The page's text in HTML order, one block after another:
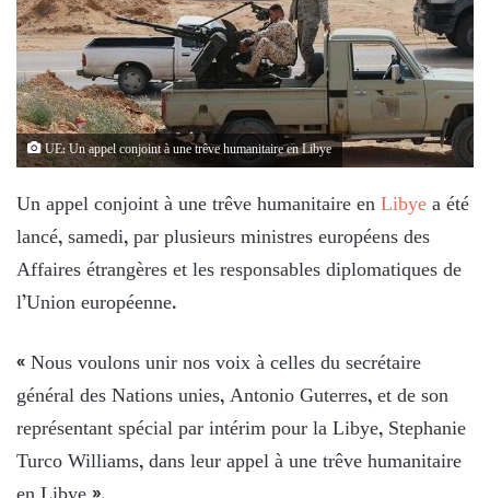
UE: Un appel conjoint à une trêve humanitaire en Libye
Un appel conjoint à une trêve humanitaire enLibyea été
lancé, samedi, par plusieurs ministres européens des
Affaires étrangères et les responsables diplomatiques de
l’Union européenne.
« Nous voulons unir nos voix à celles du secrétaire
général des Nations unies, Antonio Guterres, et de son
représentant spécial par intérim pour la Libye, Stephanie
Turco Williams, dans leur appel à une trêve humanitaire